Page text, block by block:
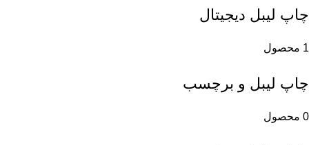
چاپ لیبل دیجیتال
1 محصول
چاپ لیبل و برچسب
0 محصول